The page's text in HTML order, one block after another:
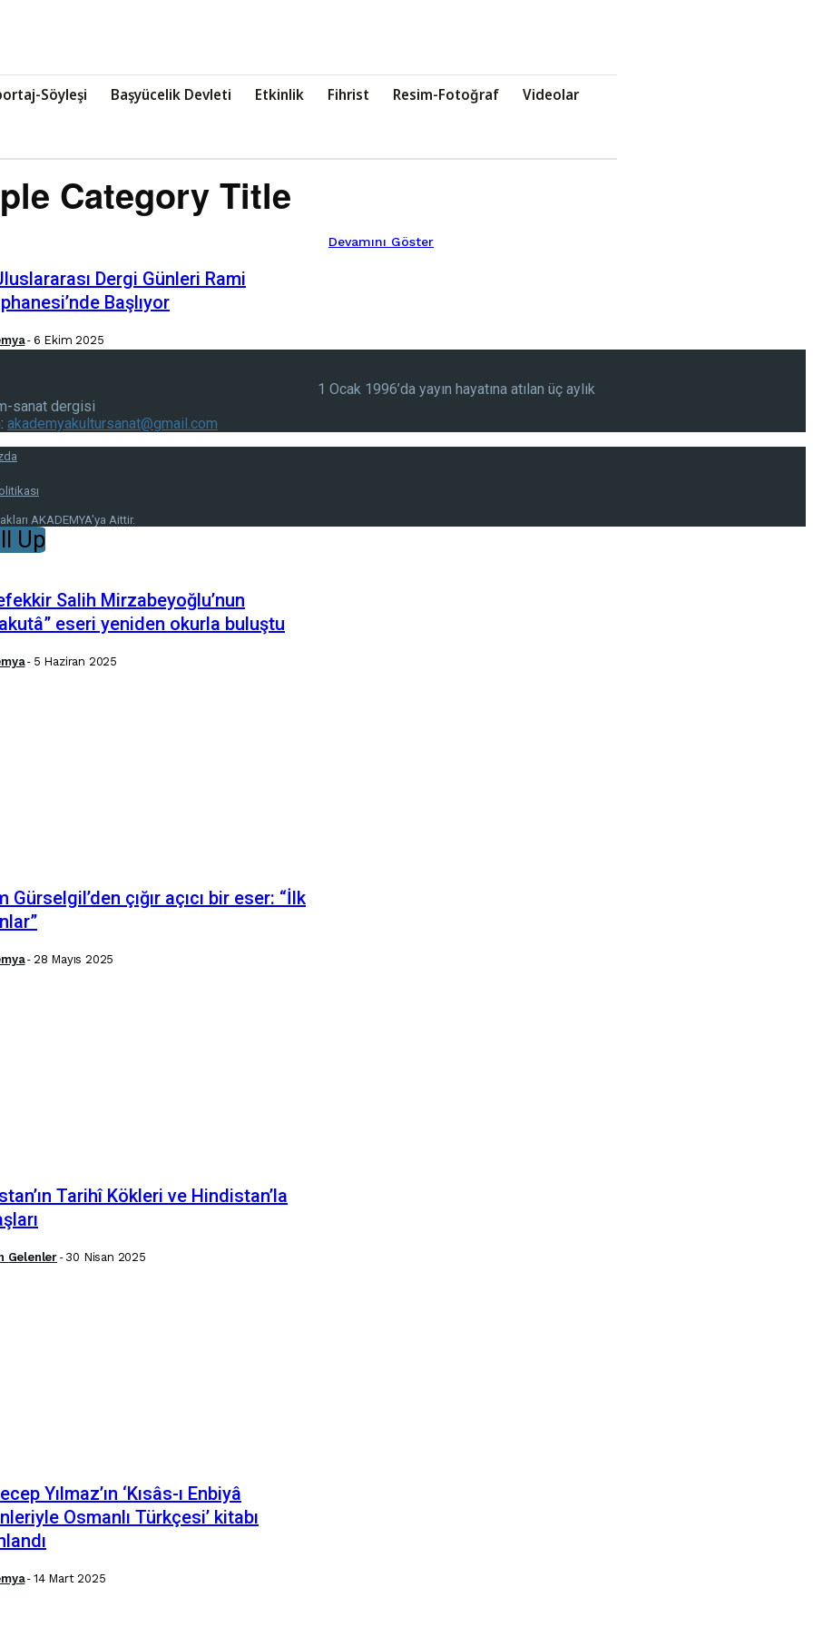
Söyleşi Başyücelik Devleti Etkinlik Fihrist Resim-Fotoğraf Videolar
Category Title
Dergi Günleri Rami
Başlıyor
- 6 Ekim 2025
Salih Mirzabeyoğlu’nun
eseri yeniden okurla buluştu
- 5 Haziran 2025
Gürselgil’den çığır açıcı bir eser: “İlk
- 28 Mayıs 2025
Tarihî Kökleri ve Hindistan’la
Gelenler - 30 Nisan 2025
Yılmaz’ın ‘Kısâs-ı Enbiyâ
Osmanlı Türkçesi’ kitabı
- 14 Mart 2025
Devamını Göster
1 Ocak 1996’da yayın hayatına atılan üç aylık
sanat dergisi
akademyakultursanat@gmail.com
AKADEMYA'ya Aittir.
Up